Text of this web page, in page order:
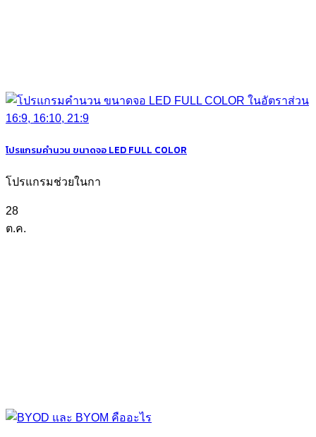
โปรแกรมคำนวน ขนาดจอ LED FULL COLOR
โปรแกรมช่วยในกา
28
ต.ค.